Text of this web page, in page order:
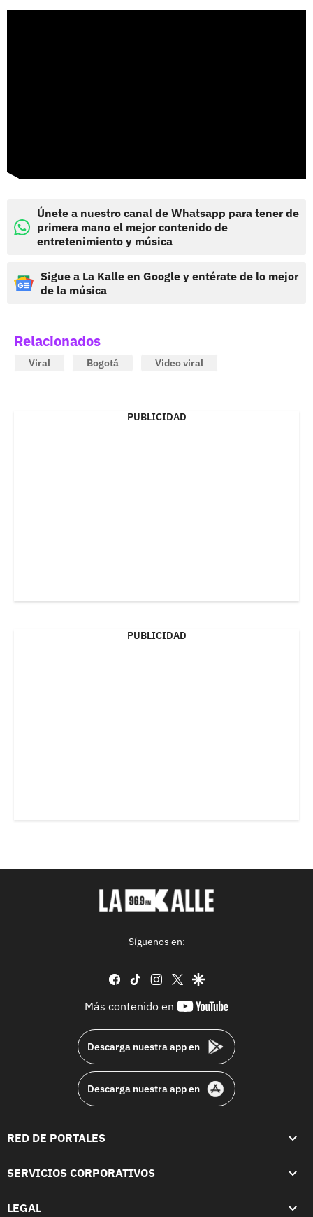
Únete a nuestro canal de Whatsapp para tener de
primera mano el mejor contenido de
entretenimiento y música
Sigue a La Kalle en Google y entérate de lo mejor
de la música
Relacionados
Viral Bogotá Video viral
PUBLICIDAD
PUBLICIDAD
Síguenos en:
facebook
tiktok instagram
twittergoogle
Más contenido en
youtube-
Descarga nuestra app en
Descarga nuestra app en
RED DE PORTALES
SERVICIOS CORPORATIVOS
LEGAL